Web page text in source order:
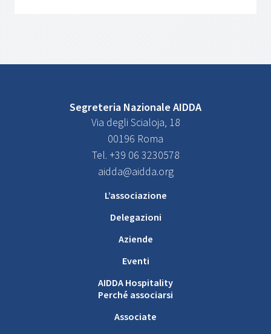
Segreteria Nazionale AIDDA
Via degli Scialoja, 18
00196 Roma
Tel. +39 06 3230578
aidda@aidda.org
L’associazione
Delegazioni
Aziende
Eventi
AIDDA Hospitality
Perché associarsi
Associate